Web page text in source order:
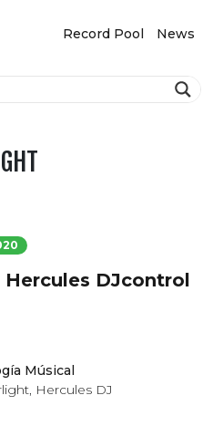
Record Pool News
Hercules DJcontrol
Músical
, Hercules DJ